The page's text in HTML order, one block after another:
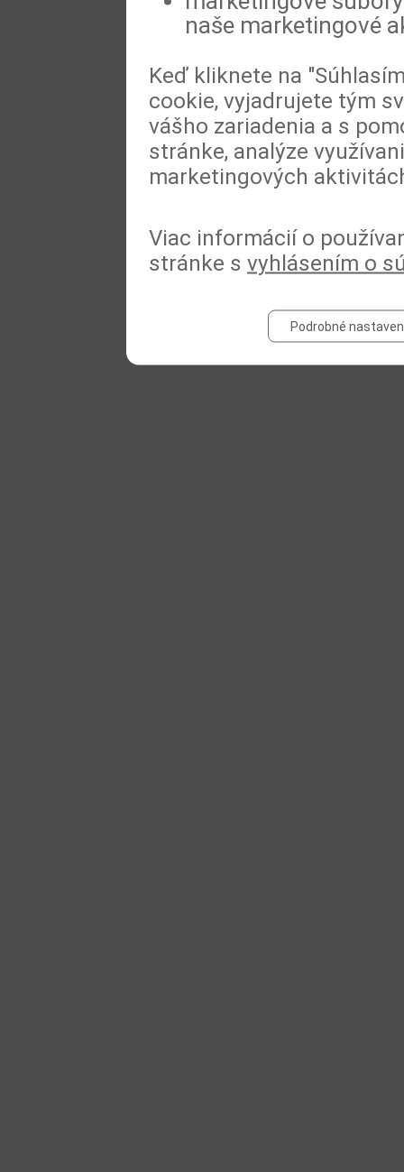
naše marketingové
Keď kliknete na
cookie, vyjadrujete tým
vášho zariadenia a s
stránke, analýze
marketingových
Viac informácií o
stránke s vyhlásením o
Podrobné